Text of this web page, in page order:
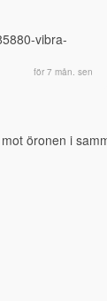
vibra-
för 7 mån. sen
öronen i